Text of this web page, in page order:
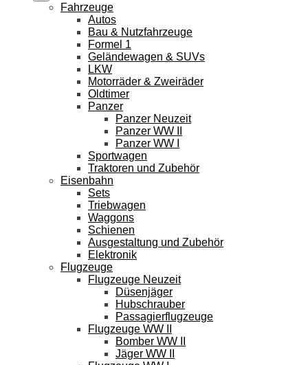
Fahrzeuge
Autos
Bau & Nutzfahrzeuge
Formel 1
Geländewagen & SUVs
LKW
Motorräder & Zweiräder
Oldtimer
Panzer
Panzer Neuzeit
Panzer WW II
Panzer WW I
Sportwagen
Traktoren und Zubehör
Eisenbahn
Sets
Triebwagen
Waggons
Schienen
Ausgestaltung und Zubehör
Elektronik
Flugzeuge
Flugzeuge Neuzeit
Düsenjäger
Hubschrauber
Passagierflugzeuge
Flugzeuge WW II
Bomber WW II
Jäger WW II